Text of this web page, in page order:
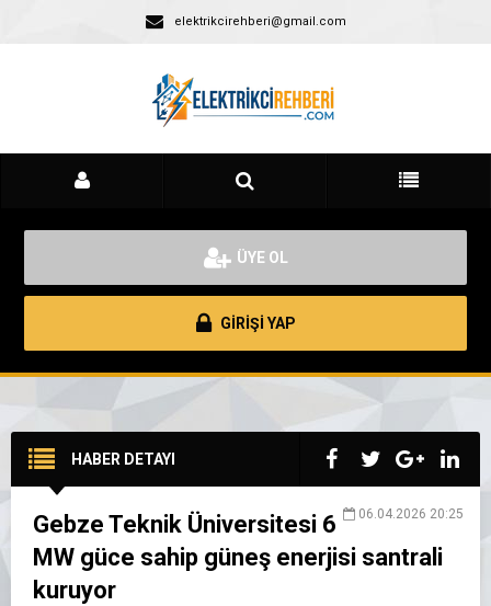
elektrikcirehberi@gmail.com
ÜYE OL
GİRİŞİ YAP
HABER DETAYI
06.04.2026 20:25
Gebze Teknik Üniversitesi 6
MW güce sahip güneş enerjisi santrali
kuruyor